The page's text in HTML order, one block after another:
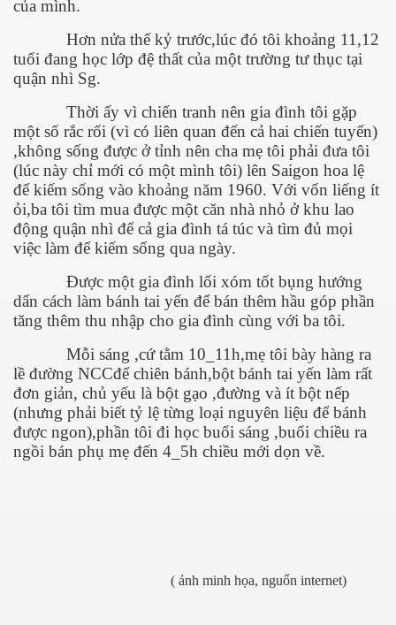
của mình.
Hơn nửa thế kỷ trước,lúc đó tôi khoảng 11,12
tuổi đang học lớp đệ thất của một trường tư thục tại
quận nhì Sg.
Thời ấy vì chiến tranh nên gia đình tôi gặp
một số rắc rối (vì có liên quan đến cả hai chiến tuyến)
,không sống được ở tỉnh nên cha mẹ tôi phải đưa tôi
(lúc này chỉ mới có một mình tôi) lên Saigon hoa lệ
để kiếm sống vào khoảng năm 1960. Với vốn liếng ít
ỏi,ba tôi tìm mua được một căn nhà nhỏ ở khu lao
động quận nhì để cả gia đình tá túc và tìm đủ mọi
việc làm để kiếm sống qua ngày.
Được một gia đình lối xóm tốt bụng hướng
dẩn cách làm bánh tai yến để bán thêm hầu góp phần
tăng thêm thu nhập cho gia đình cùng với ba tôi.
Mỗi sáng ,cứ tằm 10_11h,mẹ tôi bày hàng ra
lề đường NCCđể chiên bánh,bột bánh tai yến làm rất
đơn giản, chủ yếu là bột gạo ,đường và ít bột nếp
(nhưng phải biết tỷ lệ từng loại nguyên liệu để bánh
được ngon),phần tôi đi học buổi sáng ,buổi chiều ra
ngồi bán phụ mẹ đến 4_5h chiều mới dọn về.
( ảnh minh họa, nguổn internet)
5